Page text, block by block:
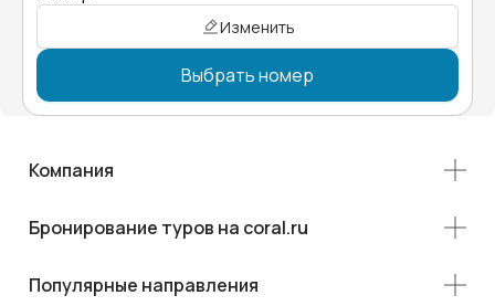
Изменить
Выбрать номер
Компания
Бронирование туров на coral.ru
Популярные направления